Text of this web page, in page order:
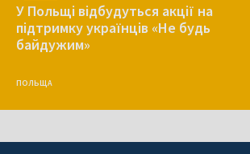
У Польщі відбудуться акції на
підтримку українців «Не будь
байдужим»
ПОЛЬЩА